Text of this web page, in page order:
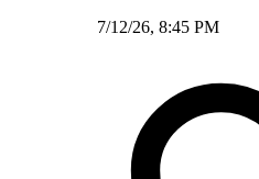
7/12/26, 8:45 PM